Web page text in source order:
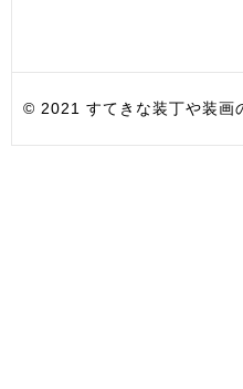
© 2021 すてきな装丁や装